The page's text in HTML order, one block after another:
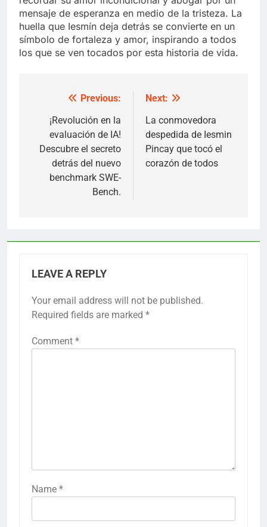
mensaje de esperanza en medio de la tristeza. La
huella que Iesmín deja detrás se convierte en un
símbolo de fortaleza y amor, inspirando a todos
los que se ven tocados por esta historia de vida.
navigation
Previous:
¡Revolución en la
evaluación de IA!
Descubre el secreto
detrás del nuevo
benchmark SWE-
Bench.
Next:
La conmovedora
despedida de Iesmin
Pincay que tocó el
corazón de todos
LEAVE A REPLY
Your email address will not be published.
Required fields are marked *
Comment *
Name *